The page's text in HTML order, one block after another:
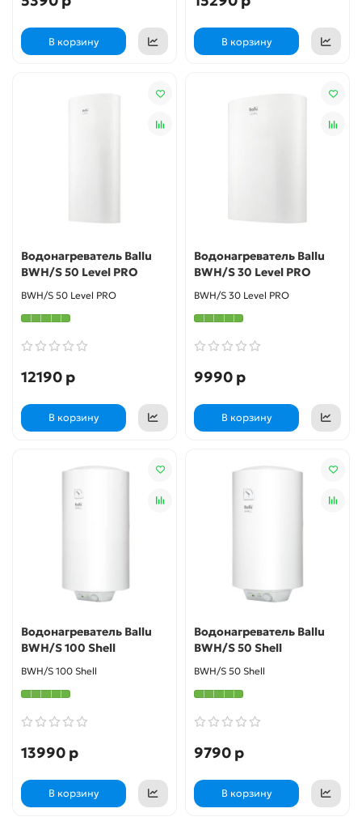
В корзину В корзину
Водонагреватель Ballu
BWH/S 50 Level PRO
BWH/S 50 Level PRO
12190 р
В корзину
Водонагреватель Ballu
BWH/S 30 Level PRO
BWH/S 30 Level PRO
9990 р
В корзину
Водонагреватель Ballu
BWH/S 100 Shell
BWH/S 100 Shell
13990 р
В корзину
Водонагреватель Ballu
BWH/S 50 Shell
BWH/S 50 Shell
9790 р
В корзину